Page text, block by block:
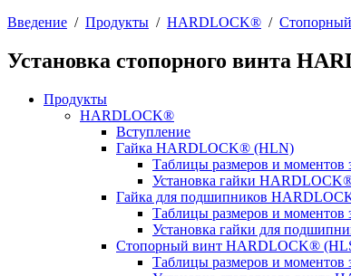
Введение / Продукты / HARDLOCK® /
Установка стопорного винта
Продукты
HARDLOCK®
Вступление
Гайка HARDLOCK® (HLN)
Таблицы размеров и моментов
Установка гайки
Гайка для подшипников
Таблицы размеров и моментов
Установка гайки для
Стопорный винт HARDLOCK®
Таблицы размеров и моментов